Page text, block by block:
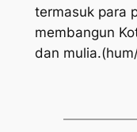
termasuk para
membangun
dan